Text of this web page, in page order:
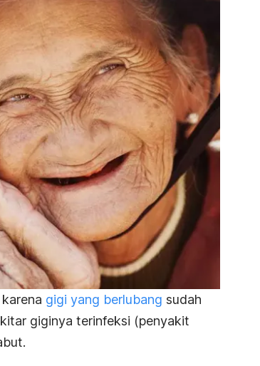
gigi yang berlubang sudah
giginya terinfeksi (penyakit